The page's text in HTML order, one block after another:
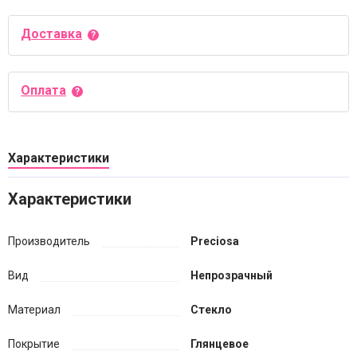
Доставка
Оплата
Характеристики
Характеристики
Производитель Preciosa
Вид Непрозрачный
Материал Стекло
Покрытие Глянцевое